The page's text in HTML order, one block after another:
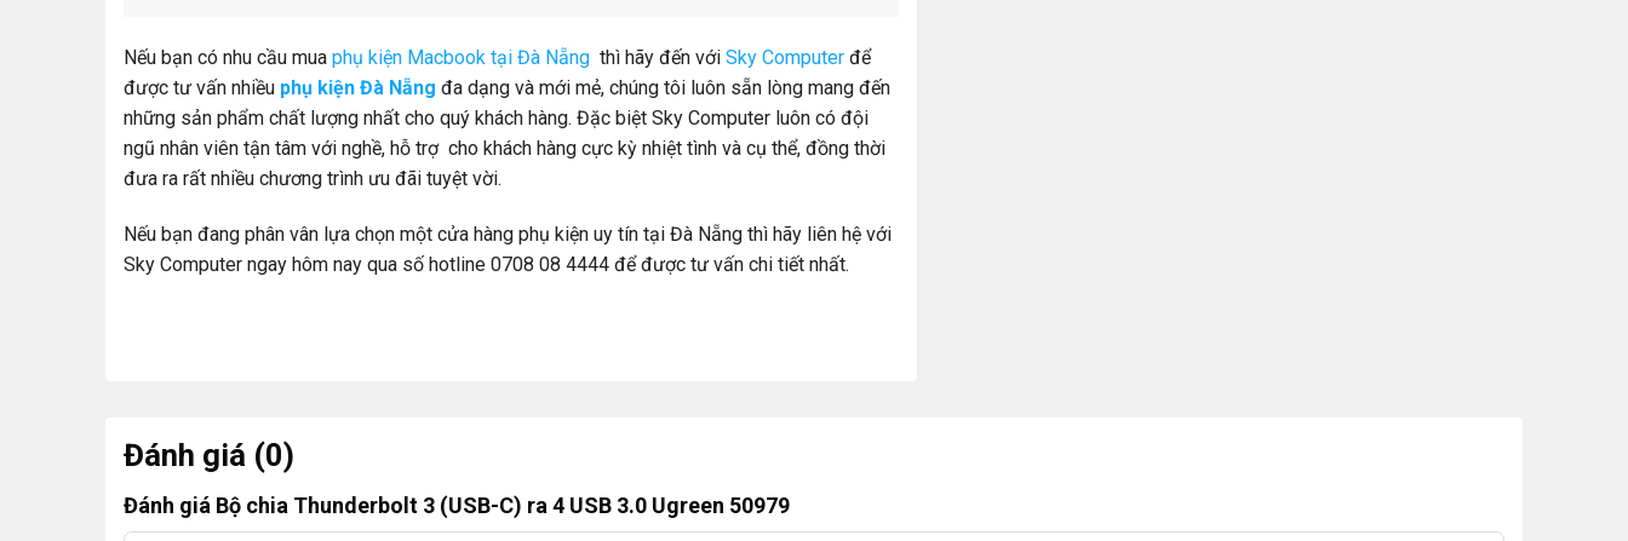
Nếu bạn có nhu cầu mua phụ kiện Macbook tại Đà Nẵng thì hãy đến với Sky Computer để
được tư vấn nhiều phụ kiện Đà Nẵng đa dạng và mới mẻ, chúng tôi luôn sẵn lòng mang đến
những sản phẩm chất lượng nhất cho quý khách hàng. Đặc biệt Sky Computer luôn có đội
ngũ nhân viên tận tâm với nghề, hỗ trợ cho khách hàng cực kỳ nhiệt tình và cụ thể, đồng thời
đưa ra rất nhiều chương trình ưu đãi tuyệt vời.
Nếu bạn đang phân vân lựa chọn một cửa hàng phụ kiện uy tín tại Đà Nẵng thì hãy liên hệ với
Sky Computer ngay hôm nay qua số hotline 0708 08 4444 để được tư vấn chi tiết nhất.
Đánh giá (0)
Đánh giá Bộ chia Thunderbolt 3 (USB-C) ra 4 USB 3.0 Ugreen 50979